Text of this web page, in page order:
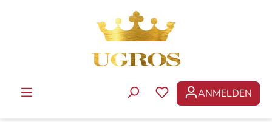
DU HAST 0
ANMELDEN